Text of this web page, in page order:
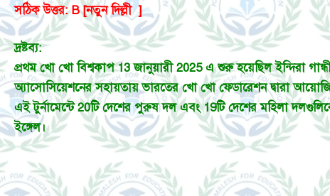
সঠিক উত্তর: B [নতুন দিল্লী ]
দ্রষ্টব্য:
প্রথম খো খো বিশ্বকাপ 13 জানুয়ারী 2025 এ শুরু হয়েছিল ইন্দিরা
অ্যাসোসিয়েশনের সহায়তায় ভারতের খো খো ফেডারেশন দ্বারা
এই টুর্নামেন্টে 20টি দেশের পুরুষ দল এবং 19টি দেশের মহিলা
ইঙ্গেল।